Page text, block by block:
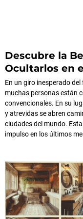
Descubre la
Ocultarlos en
En un giro inesperado
muchas personas están
convencionales. En su
y atrevidas se abren
ciudades del mundo.
impulso en los últimos